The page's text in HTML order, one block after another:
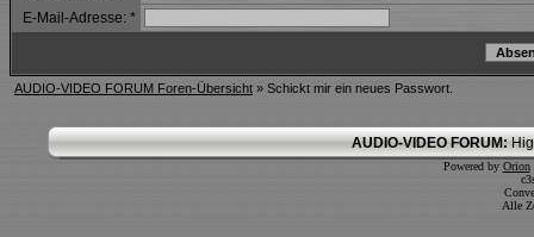
E-Mail-Adresse: *
AUDIO-VIDEO FORUM Foren-Übersicht » Schickt mir ein neues Passwort.
AUDIO-VIDEO FORUM:
Powered by Orion
Alle